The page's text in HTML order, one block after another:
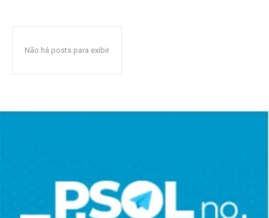
Não há posts para exibir